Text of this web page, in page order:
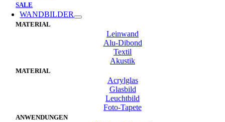
SALE
WANDBILDER
MATERIAL
Leinwand
Alu-Dibond
Textil
Akustik
MATERIAL
Acrylglas
Glasbild
Leuchtbild
Foto-Tapete
ANWENDUNGEN